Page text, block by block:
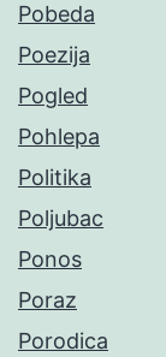
Pobeda
Poezija
Pogled
Pohlepa
Politika
Poljubac
Ponos
Poraz
Porodica